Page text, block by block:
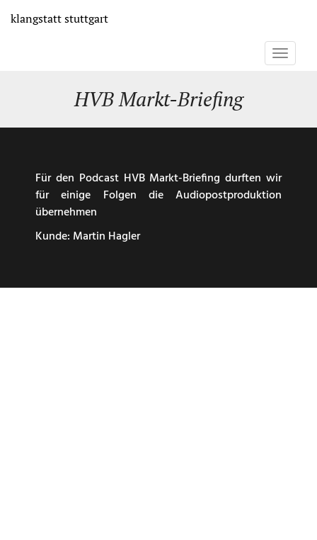
zum
klangstattstuttgart
Toggle
HVB Markt-Briefing
Für den Podcast HVB Markt-Briefing durften wir
für einige Folgen die Audiopostproduktion
übernehmen
Kunde: Martin Hagler